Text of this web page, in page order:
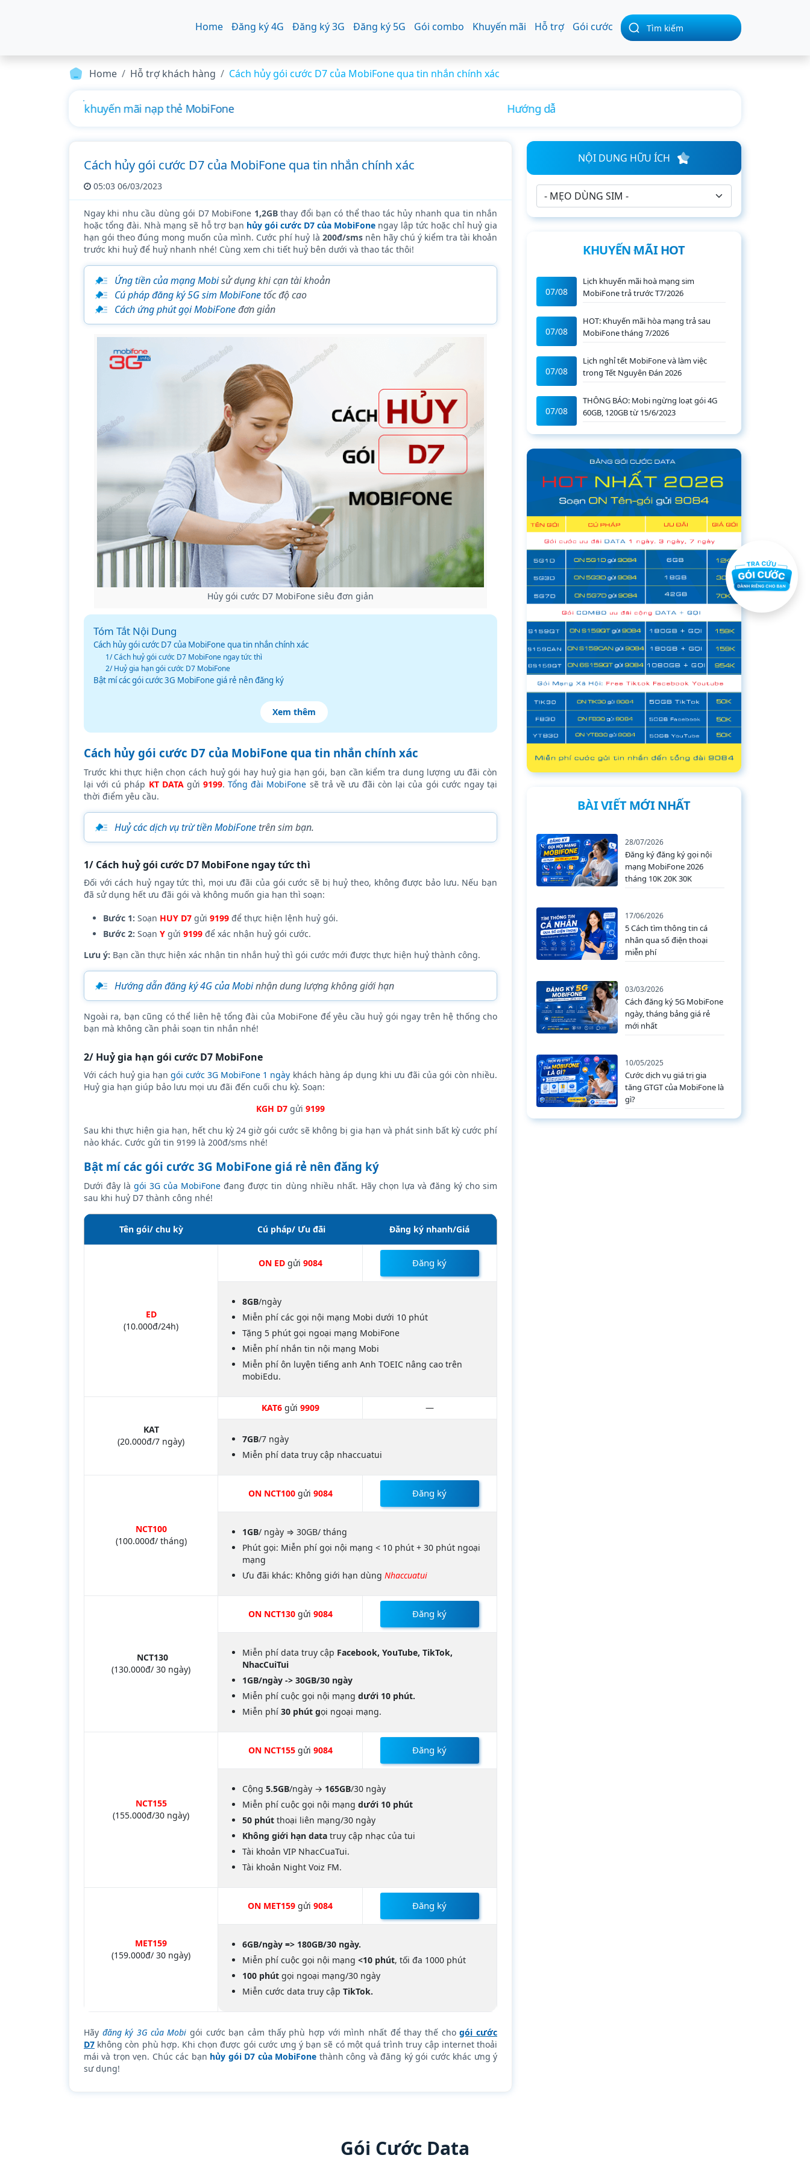
Home Đăng ký 4G Đăng ký 3G Đăng ký 5G Gói combo Khuyến mãi Hỗ trợ Gói cước
Home Hỗ trợ khách hàng Cách hủy gói cước D7 của MobiFone qua tin nhắn chính xác
Hướng dẫn đăng ký 4G MobiFone ngày, tháng mới nhất
Cách hủy gói cước D7 của MobiFone qua tin nhắn chính xác
05:03 06/03/2023
Ngay khi nhu cầu dùng gói D7 MobiFone 1,2GBthay đổi bạn có thể thao tác hủy nhanh qua tin nhắn
hoặc tổng đài. Nhà mạng sẽ hỗ trợ bạn hủy gói cước D7 của MobiFone ngay lập tức hoặc chỉ huỷ gia
hạn gói theo đúng mong muốn của mình. Cước phí huỷ là 200đ/smsnên hãy chú ý kiểm tra tài khoản
trước khi huỷ để huỷ nhanh nhé! Cùng xem chi tiết huỷ bên dưới và thao tác thôi!
Ứng tiền của mạng Mobisử dụng khi cạn tài khoản
Cú pháp đăng ký 5G sim MobiFone tốc độ cao
Cách ứng phút gọi MobiFoneđơn giản
Hủy gói cước D7 MobiFone siêu đơn giản
Tóm Tắt Nội Dung
Cách hủy gói cước D7 của MobiFone qua tin nhắn chính xác
1/ Cách huỷ gói cước D7 MobiFone ngay tức thì
2/ Huỷ gia hạn gói cước D7 MobiFone
Bật mí các gói cước 3G MobiFone giá rẻ nên đăng ký
Xem thêm
Cách hủy gói cước D7 của MobiFone qua tin nhắn chính xác
Trước khi thực hiện chọn cách huỷ gói hay huỷ gia hạn gói, bạn cần kiểm tra dung lượng ưu đãi còn
lại với cú pháp KT DATAgửi 9199.Tổng đài MobiFone sẽ trả về ưu đãi còn lại của gói cước ngay tại
thời điểm yêu cầu.
Huỷ các dịch vụ trừ tiền MobiFone trên sim bạn.
1/ Cách huỷ gói cước D7 MobiFone ngay tức thì
Đối với cách huỷ ngay tức thì, mọi ưu đãi của gói cước sẽ bị huỷ theo, không được bảo lưu. Nếu bạn
đã sử dụng hết ưu đãi gói và không muốn gia hạn thì soạn:
Bước 1: Soạn HUY D7 gửi 9199 để thực hiện lệnh huỷ gói.
Bước 2: Soạn Y gửi 9199 để xác nhận huỷ gói cước.
Lưu ý: Bạn cần thực hiện xác nhận tin nhắn huỷ thì gói cước mới được thực hiện huỷ thành công.
Hướng dẫn đăng ký 4G của Mobinhận dung lượng không giới hạn
Ngoài ra, bạn cũng có thể liên hệ tổng đài của MobiFone để yêu cầu huỷ gói ngay trên hệ thống cho
bạn mà không cần phải soạn tin nhắn nhé!
2/ Huỷ gia hạn gói cước D7 MobiFone
Với cách huỷ gia hạngói cước 3G MobiFone 1 ngày khách hàng áp dụng khi ưu đãi của gói còn nhiều.
Huỷ gia hạn giúp bảo lưu mọi ưu đãi đến cuối chu kỳ. Soạn:
KGH D7 gửi 9199
Sau khi thực hiện gia hạn, hết chu kỳ 24 giờ gói cước sẽ không bị gia hạn và phát sinh bất kỳ cước phí
nào khác. Cước gửi tin 9199 là 200đ/sms nhé!
Bật mí các gói cước 3G MobiFone giá rẻ nên đăng ký
Dưới đây làgói 3G của MobiFone đang được tin dùng nhiều nhất. Hãy chọn lựa và đăng ký cho sim
sau khi huỷ D7 thành công nhé!
Tên gói/ chu kỳ Cú pháp/ Ưu đãi Đăng ký nhanh/Giá
ED
(10.000đ/24h)
ON EDgửi 9084 Đăng ký
8GB/ngày
Miễn phí các gọi nội mạng Mobi dưới 10 phút
Tặng 5 phút gọi ngoại mạng MobiFone
Miễn phí nhắn tin nội mạng Mobi
Miễn phí ôn luyện tiếng anh Anh TOEIC nâng cao trên
mobiEdu.
KAT
(20.000đ/7 ngày)
KAT6 gửi 9909 —
7GB/7 ngày
Miễn phí data truy cập nhaccuatui
NCT100
(100.000đ/ tháng)
ONNCT100 gửi 9084 Đăng ký
1GB/ ngày ⇒ 30GB/ tháng
Phút gọi: Miễn phí gọi nội mạng < 10 phút + 30 phút ngoại
mạng
Ưu đãi khác: Không giới hạn dùng Nhaccuatui
NCT130
(130.000đ/ 30 ngày)
ON NCT130gửi 9084 Đăng ký
Miễn phí data truy cập Facebook, YouTube, TikTok,
NhacCuiTui
1GB/ngày -> 30GB/30 ngày
Miễn phí cuộc gọi nội mạng dưới 10 phút.
Miễn phí 30 phút gọi ngoại mạng.
NCT155
(155.000đ/30 ngày)
ON NCT155 gửi 9084 Đăng ký
Cộng 5.5GB/ngày → 165GB/30 ngày
Miễn phí cuộc gọi nội mạng dưới 10 phút
50 phút thoại liên mạng/30 ngày
Không giới hạn data truy cập nhạc của tui
Tài khoản VIP NhacCuaTui.
Tài khoản Night Voiz FM.
MET159
(159.000đ/ 30 ngày)
ON MET159 gửi 9084 Đăng ký
6GB/ngày => 180GB/30 ngày.
Miễn phí cuộc gọi nội mạng <10 phút, tối đa 1000 phút
100 phút gọi ngoại mạng/30 ngày
Miễn cước data truy cập TikTok.
Hãy đăng ký 3G của Mobi gói cước bạn cảm thấy phù hợp với mình nhất để thay thế chogói cước
D7 không còn phù hợp. Khi chọn được gói cước ưng ý bạn sẽ có một quá trình truy cập internet thoải
mái và trọn vẹn. Chúc các bạn hủy gói D7 của MobiFone thành công và đăng ký gói cước khác ưng ý
sư dụng!
NỘI DUNG HỮU ÍCH
KHUYẾN MÃI HOT
07/08
Lịch khuyến mãi hoà mạng sim
MobiFone trả trước T7/2026
07/08
HOT: Khuyến mãi hòa mạng trả sau
MobiFone tháng 7/2026
07/08
Lịch nghỉ tết MobiFone và làm việc
trong Tết Nguyên Đán 2026
07/08
THÔNG BÁO: Mobi ngừng loạt gói 4G
60GB, 120GB từ 15/6/2023
BÀI VIẾT MỚI NHẤT
28/07/2026
Đăng ký đăng ký gọi nội
mạng MobiFone 2026
tháng 10K 20K 30K
17/06/2026
5 Cách tìm thông tin cá
nhân qua số điện thoại
miễn phí
03/03/2026
Cách đăng ký 5G MobiFone
ngày, tháng bảng giá rẻ
mới nhất
10/05/2025
Cước dịch vụ giá trị gia
tăng GTGT của MobiFone là
gì?
Gói Cước Data